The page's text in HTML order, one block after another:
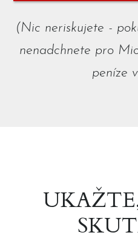
(Nic neriskujete -
nenadchnete pro
peníze